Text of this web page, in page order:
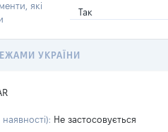
які
Так
УКРАЇНИ
Не застосовується